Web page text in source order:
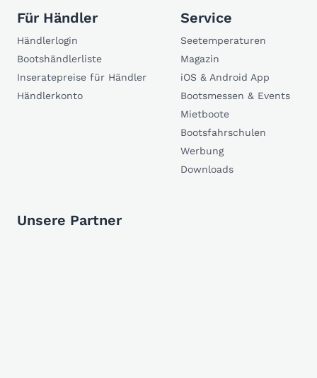
Für Händler
Händlerlogin
Bootshändlerliste
Inseratepreise für Händler
Händlerkonto
Service
Seetemperaturen
Magazin
iOS & Android App
Bootsmessen & Events
Mietboote
Bootsfahrschulen
Werbung
Downloads
Unsere Partner